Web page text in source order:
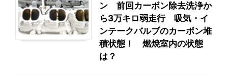
ン 前回カーボン除去洗浄か
ら3万キロ弱走行 吸気・イ
ンテークバルブのカーボン堆
積状態！ 燃焼室内の状態
は？